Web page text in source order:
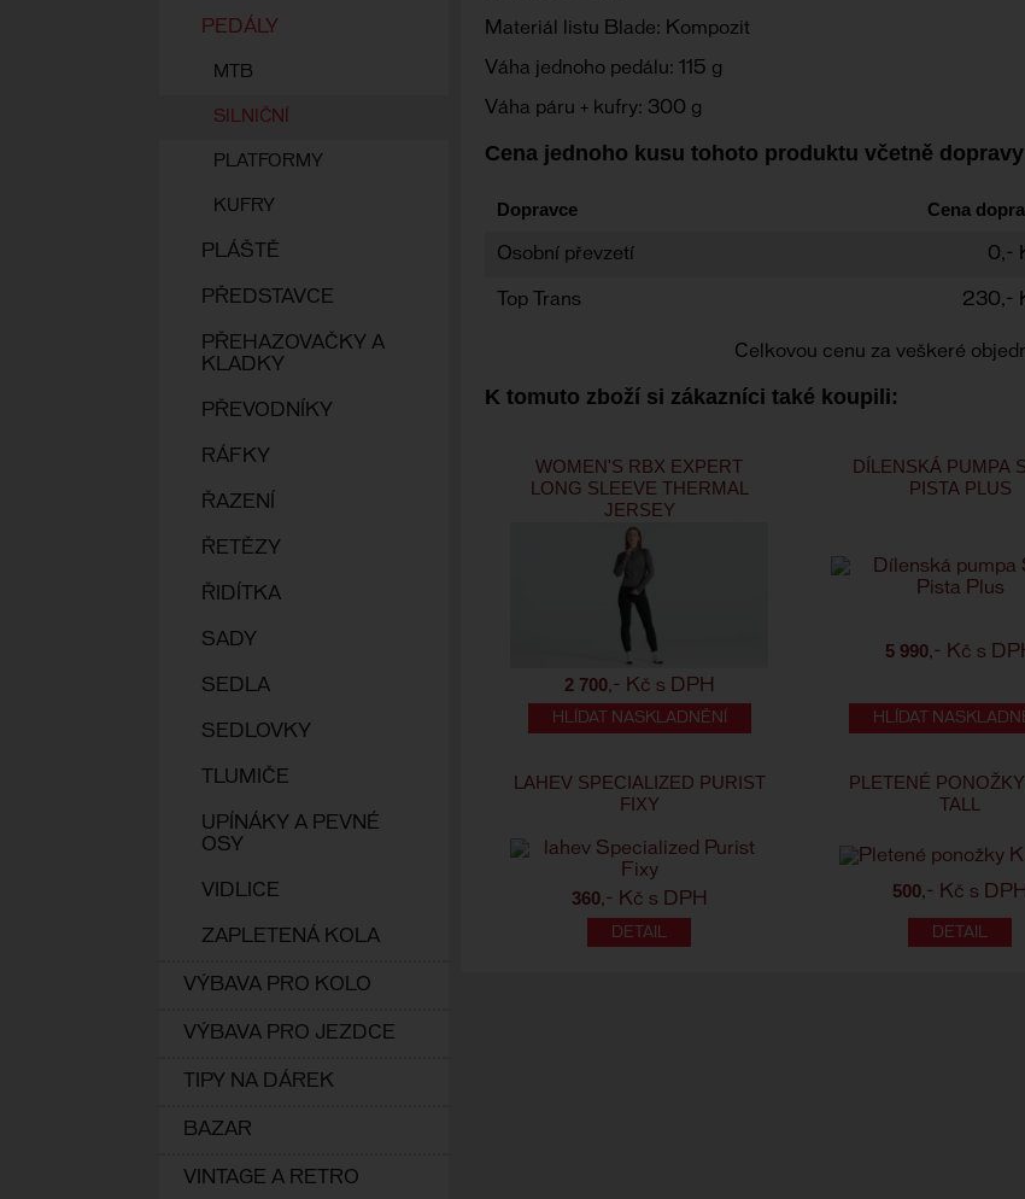
PEDÁLY
MTB
SILNIČNÍ
PLATFORMY
KUFRY
PLÁŠTĚ
PŘEDSTAVCE
PŘEHAZOVAČKY A
KLADKY
PŘEVODNÍKY
RÁFKY
ŘAZENÍ
ŘETĚZY
ŘIDÍTKA
SADY
SEDLA
SEDLOVKY
TLUMIČE
UPÍNÁKY A PEVNÉ
OSY
VIDLICE
ZAPLETENÁ KOLA
VÝBAVA PRO KOLO
VÝBAVA PRO JEZDCE
TIPY NA DÁREK
BAZAR
VINTAGE A RETRO
Materiál listu Blade: Kompozit
Váha jednoho pedálu: 115 g
Váha páru + kufry: 300 g
Cena jednoho kusu tohoto produktu včetně dopravy
Dopravce Cena
Osobní převzetí 0,-
Top Trans 230,-
Celkovou cenu za veškeré
K tomuto zboží si zákazníci také koupili:
WOMEN'S RBX EXPERT
LONG SLEEVE THERMAL
JERSEY
2 700,- Kč s DPH
HLÍDAT NASKLADNĚNÍ
DÍLENSKÁ PUMPA
PISTA PLUS
5 990,- Kč s
HLÍDAT
LAHEV SPECIALIZED PURIST
FIXY
360,- Kč s DPH
PLETENÉ
TALL
500,- Kč s DPH